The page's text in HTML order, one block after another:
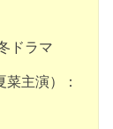
ドラマ
菜主演）：